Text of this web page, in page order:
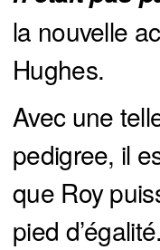
la nouvelle
Hughes.
Avec une
pedigree, il
que Roy
pied d’égalité.